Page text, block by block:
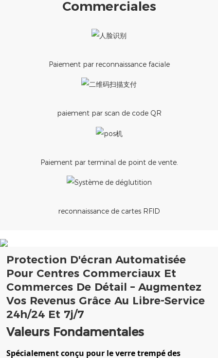
Commerciales
Paiement par reconnaissance faciale
paiement par scan de code QR
Paiement par terminal de point de vente.
reconnaissance de cartes RFID
Protection D'écran Automatisée
Pour Centres Commerciaux Et
Commerces De Détail – Augmentez
Vos Revenus Grâce Au Libre-Service
24h/24 Et 7j/7
Valeurs Fondamentales
Spécialement conçu pour le verre trempé des